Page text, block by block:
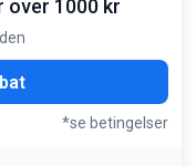
over 1000 kr
*se betingelser